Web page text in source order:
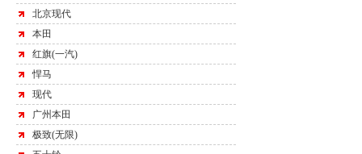
北京现代
本田
红旗(一汽)
悍马
现代
广州本田
极致(无限)